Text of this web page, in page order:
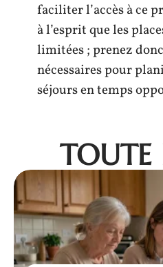
faciliter l’accès à ce
à l’esprit que les
limitées ; prenez
nécessaires pour
séjours en temps
TOUTE